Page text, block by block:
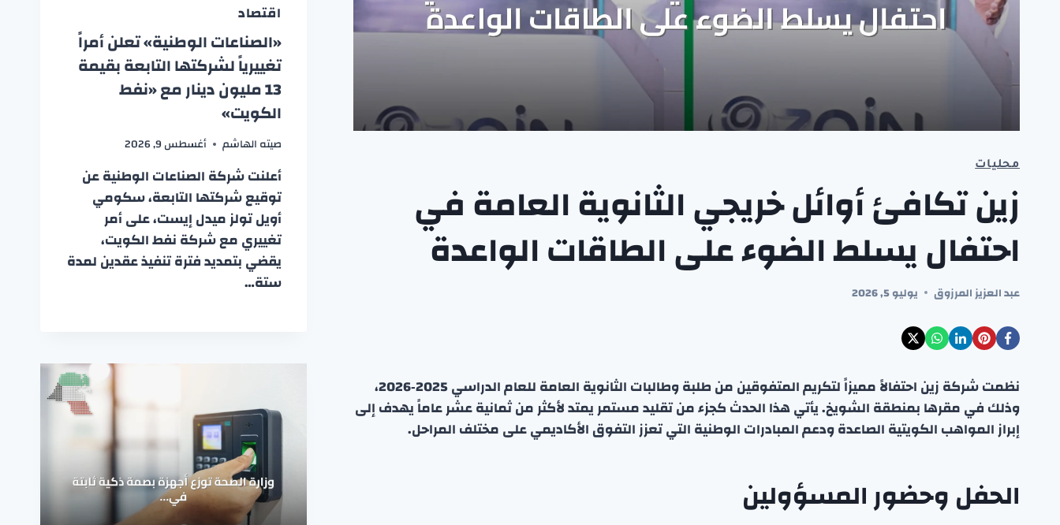
محليات
زين تكافئ أوائل خريجي الثانوية العامة في
احتفال يسلط الضوء على الطاقات الواعدة
عبد العزيز المرزوق يوليو 5, 2026
نظمت شركة زين احتفالاً مميزاً لتكريم المتفوقين من طلبة وطالبات الثانوية العامة للعام الدراسي 2025‑2026،
وذلك في مقرها بمنطقة الشويخ. يأتي هذا الحدث كجزء من تقليد مستمر يمتد لأكثر من ثمانية عشر عاماً يهدف إلى
إبراز المواهب الكويتية الصاعدة ودعم المبادرات الوطنية التي تعزز التفوق الأكاديمي على مختلف المراحل.
الحفل وحضور المسؤولين
اقتصاد
«الصناعات الوطنية» تعلن أمراً
تغييرياً لشركتها التابعة بقيمة
13 مليون دينار مع «نفط
الكويت»
صيته الهاشم أغسطس 9, 2026
أعلنت شركة الصناعات الوطنية عن
توقيع شركتها التابعة، سكومي
أويل تولز ميدل إيست، على أمر
تغييري مع شركة نفط الكويت،
يقضي بتمديد فترة تنفيذ عقدين لمدة
ستة…